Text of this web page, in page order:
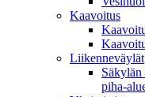
Kaavoitus
Liikenneväylät
piha-